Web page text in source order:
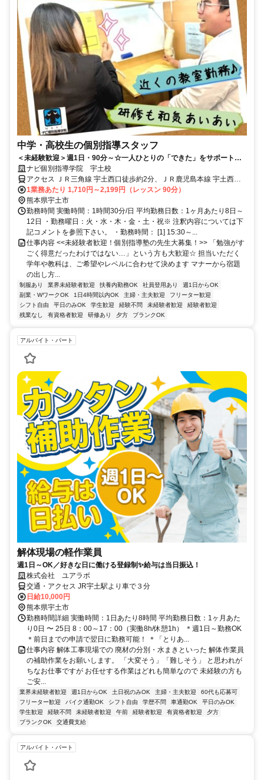
中学・高校生の個別指導スタッフ
＜未経験歓迎＞週1日・90分～☆一人ひとりの「できた」をサポートす
るお仕事！
ナビ個別指導学院 宇土校
アクセス ＪＲ三角線 宇土西口徒歩約2分、ＪＲ鹿児島本線 宇土西口
徒歩約2分、ＪＲ鹿児島本線 富合西口徒歩約28分 宇土駅より徒歩1分
1業務あたり 1,710円～2,199円（レッスン 90分）
熊本県宇土市
勤務時間 実働時間：1時間30分/日 平均勤務日数：1ヶ月あたり8日～
12日 ・勤務曜日：火・水・木・金・土・祝※ 注釈内容については下
記コメントを参照下さい。 ・勤務時間： [1] 15:30～...
仕事内容 <<未経験者歓迎！個別指導塾の先生大募集！>> 「勉強がす
ごく得意だったわけではない…」という方も大歓迎☆ 担当いただく
学年や教科は、ご希望やレベルに合わせて決めます マナーから宿題
の出し方...
制服あり 業界未経験者歓迎 扶養内勤務OK 社員登用あり
週1日からOK
副業・WワークOK
1日4時間以内OK 主婦・主夫歓迎
フリーター歓迎
シフト自由
平日のみOK 学生歓迎 経験不問 未経験者歓迎
経験者歓迎
残業なし
有資格者歓迎 研修あり 夕方 ブランクOK
アルバイト・パート
解体現場の軽作業員
週1日～OK／好きな日に働ける登録制✨給与は当日振込！
株式会社 ユアラボ
交通・アクセス JR宇土駅より車で３分
日給10,000円
熊本県宇土市
勤務時間詳細 実働時間：1日あたり8時間 平均勤務日数：1ヶ月あた
り0日 〜 25日 8：00～17：00（実働8h/休憩1h） ＊週1日～勤務OK
＊前日までの申請で翌日に勤務可能！ ＊「とりあ...
仕事内容 解体工事現場での 廃材の分別・水まきといった 解体作業員
の補助作業をお願いします。 「大変そう」「難しそう」 と思われが
ちなお仕事ですが お任せする作業はどれも簡単なので 未経験の方も
ご安...
業界未経験者歓迎 週1日からOK 土日祝のみOK 主婦・主夫歓迎
60代も応募可
フリーター歓迎
バイク通勤OK シフト自由 学歴不問 車通勤OK
平日のみOK
学生歓迎
経験不問 未経験者歓迎 午前 経験者歓迎 有資格者歓迎
夕方
ブランクOK
交通費支給
アルバイト・パート